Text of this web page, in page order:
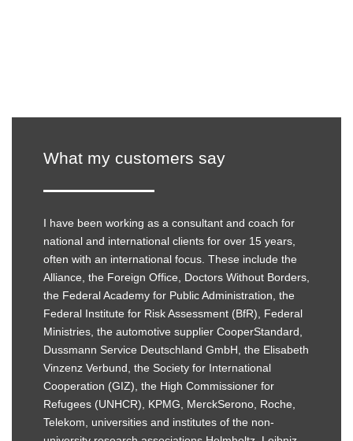
What my customers say
I have been working as a consultant and coach for
national and international clients for over 15 years,
often with an international focus. These include the
Alliance, the Foreign Office, Doctors Without Borders,
the Federal Academy for Public Administration, the
Federal Institute for Risk Assessment (BfR), Federal
Ministries, the automotive supplier CooperStandard,
Dussmann Service Deutschland GmbH, the Elisabeth
Vinzenz Verbund, the Society for International
Cooperation (GIZ), the High Commissioner for
Refugees (UNHCR), KPMG, MerckSerono, Roche,
Telekom, universities and institutes of the non-